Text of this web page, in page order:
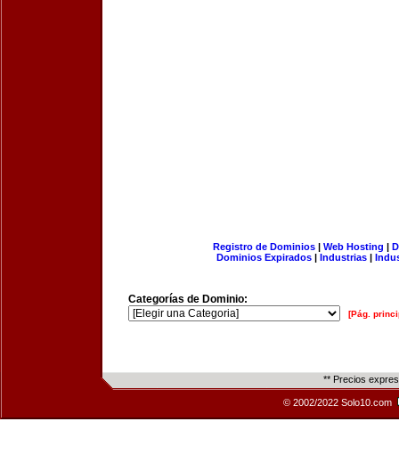
Registro de Dominios| Web Hosting |
Dominios Expirados | Industrias |
Categorías de Dominio:
[Pág.
** Precios
© 2002/2022 Solo10.com